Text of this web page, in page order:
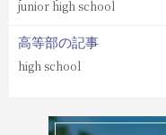
junior high school
高等部の記事
high school